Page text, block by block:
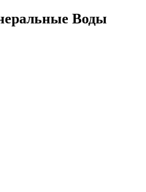
Воды